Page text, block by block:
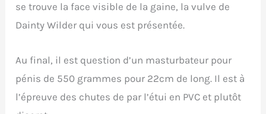
se trouve la face visible de la gaine, la vulve de
Dainty Wilder qui vous est présentée.
Au final, il est question d’un masturbateur pour
pénis de 550 grammes pour 22cm de long. Il est à
l’épreuve des chutes de par l’étui en PVC et plutôt